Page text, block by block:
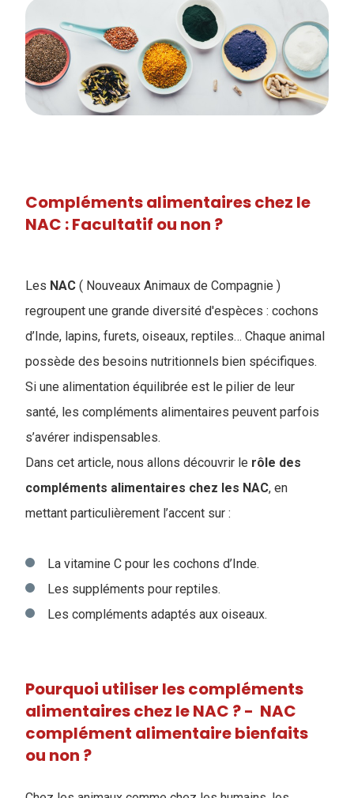
Compléments alimentaires chez le
NAC : Facultatif ou non ?
Les NAC ( Nouveaux Animaux de Compagnie )
regroupent une grande diversité d'espèces : cochons
d’Inde, lapins, furets, oiseaux, reptiles… Chaque animal
possède des besoins nutritionnels bien spécifiques.
Si une alimentation équilibrée est le pilier de leur
santé, les compléments alimentaires peuvent parfois
s’avérer indispensables.
Dans cet article, nous allons découvrir le rôle des
compléments alimentaires chez les NAC, en
mettant particulièrement l’accent sur :
La vitamine C pour les cochons d’Inde.
Les suppléments pour reptiles.
Les compléments adaptés aux oiseaux.
Pourquoi utiliser les compléments
alimentaires chez le NAC ? - ​ NAC
complément alimentaire bienfaits
ou non ?